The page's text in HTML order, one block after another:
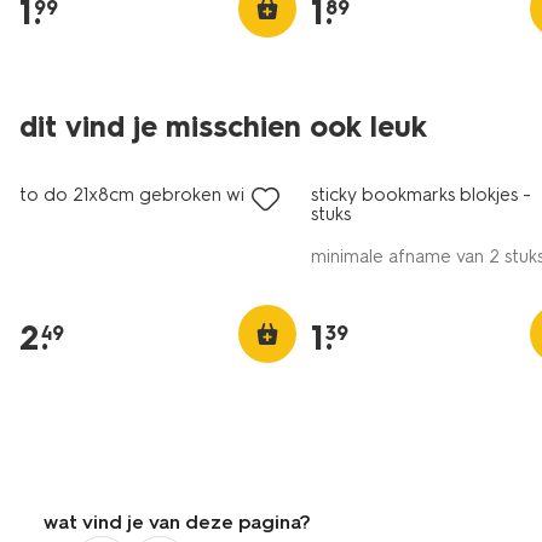
1 .
99 1 .
89
dit vind je misschien ook leuk
nieuw
to do 21x8cm gebroken wit
2.
49
sticky bookmarks blokjes -
stuks
minimale afname van 2
1.
39
wat vind je van deze pagina?